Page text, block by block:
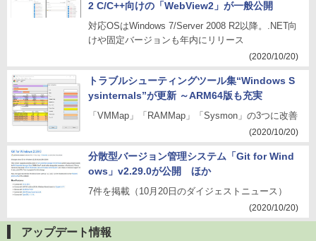
2 C/C++向けの「WebView2」が一般公開
対応OSはWindows 7/Server 2008 R2以降。.NET向
けや固定バージョンも年内にリリース
(2020/10/20)
トラブルシューティングツール集“Windows S
ysinternals”が更新 ～ARM64版も充実
「VMMap」「RAMMap」「Sysmon」の3つに改善
(2020/10/20)
分散型バージョン管理システム「Git for Wind
ows」v2.29.0が公開 ほか
7件を掲載（10月20日のダイジェストニュース）
(2020/10/20)
アップデート情報